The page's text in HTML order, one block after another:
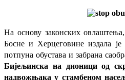
На основу законских
Босне и Херцеговине издала је
потпуна обустава и забрана
Бијељинска на дионици од
надвожњака у стамбеном